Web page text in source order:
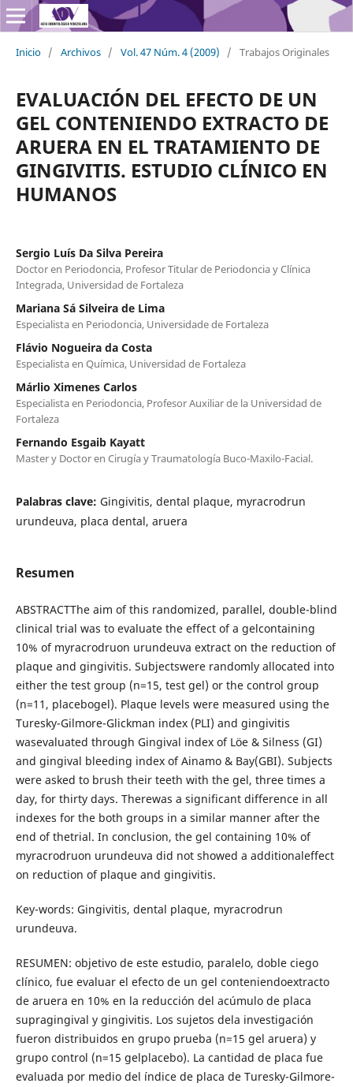
Inicio / Archivos / Vol. 47 Núm. 4 (2009) / Trabajos Originales
EVALUACIÓN DEL EFECTO DE UN
GEL CONTENIENDO EXTRACTO DE
ARUERA EN EL TRATAMIENTO DE
GINGIVITIS. ESTUDIO CLÍNICO EN
HUMANOS
Sergio Luís Da Silva Pereira
Doctor en Periodoncia, Profesor Titular de Periodoncia y Clínica
Integrada, Universidad de Fortaleza
Mariana Sá Silveira de Lima
Especialista en Periodoncia, Universidade de Fortaleza
Flávio Nogueira da Costa
Especialista en Química, Universidad de Fortaleza
Márlio Ximenes Carlos
Especialista en Periodoncia, Profesor Auxiliar de la Universidad de
Fortaleza
Fernando Esgaib Kayatt
Master y Doctor en Cirugía y Traumatología Buco-Maxilo-Facial.
Palabras clave: Gingivitis, dental plaque, myracrodrun
urundeuva, placa dental, aruera
Resumen
ABSTRACTThe aim of this randomized, parallel, double-blind
clinical trial was to evaluate the effect of a gelcontaining
10% of myracrodruon urundeuva extract on the reduction of
plaque and gingivitis. Subjectswere randomly allocated into
either the test group (n=15, test gel) or the control group
(n=11, placebogel). Plaque levels were measured using the
Turesky-Gilmore-Glickman index (PLI) and gingivitis
wasevaluated through Gingival index of Löe & Silness (GI)
and gingival bleeding index of Ainamo & Bay(GBI). Subjects
were asked to brush their teeth with the gel, three times a
day, for thirty days. Therewas a significant difference in all
indexes for the both groups in a similar manner after the
end of thetrial. In conclusion, the gel containing 10% of
myracrodruon urundeuva did not showed a additionaleffect
on reduction of plaque and gingivitis.
Key-words: Gingivitis, dental plaque, myracrodrun
urundeuva.
RESUMEN: objetivo de este estudio, paralelo, doble ciego
clínico, fue evaluar el efecto de un gel conteniendoextracto
de aruera en 10% en la reducción del acúmulo de placa
supragingival y gingivitis. Los sujetos dela investigación
fueron distribuidos en grupo prueba (n=15 gel aruera) y
grupo control (n=15 gelplacebo). La cantidad de placa fue
evaluada por medio del índice de placa de Turesky-Gilmore-